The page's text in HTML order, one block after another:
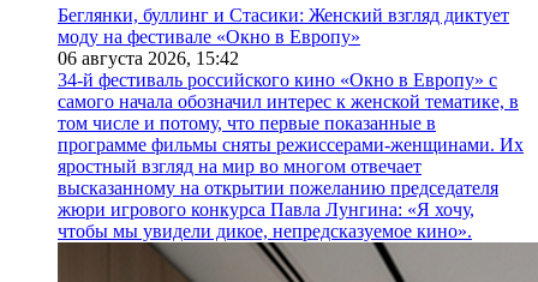
Беглянки, буллинг и Стасики: Женский взгляд диктует
моду на фестивале «Окно в Европу»
06 августа 2026, 15:42
34-й фестиваль российского кино «Окно в Европу» с
самого начала обозначил интерес к женской тематике, в
том числе и потому, что первые показанные в
программе фильмы сняты режиссерами-женщинами. Их
яростный взгляд на мир во многом отвечает
высказанному на открытии пожеланию председателя
жюри игрового конкурса Павла Лунгина: «Я хочу,
чтобы мы увидели дикое, непредсказуемое кино».